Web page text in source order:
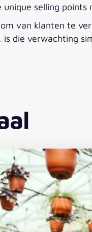
unique selling
van klanten te
is die verwachting